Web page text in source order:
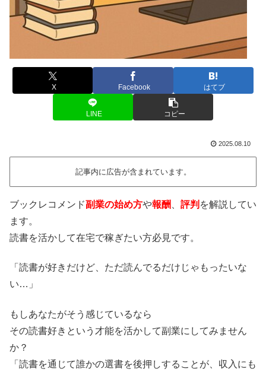
X Facebook はてブ
LINE コピー
2025.08.10
記事内に広告が含まれています。
ブックレコメンド副業の始め方や報酬 評判 を解説してい
ます。
読書を活かして在宅で稼ぎたい方必見です。
「読書が好きだけど、ただ読んでるだけじゃもったいな
い…」
もしあなたがそう感じているなら
その読書好きという才能を活かして副業にしてみません
か？
「読書を通じて誰かの選書を後押しすることが、収入にも